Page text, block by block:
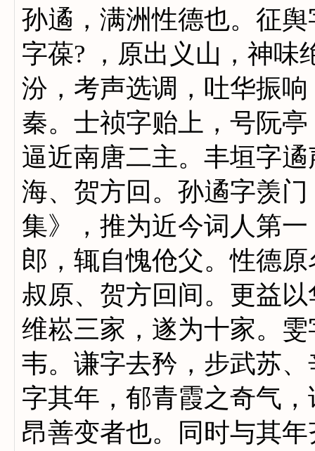
孙遹，满洲性德也。征
字葆? ，原出义山，神味
汾，考声选调，吐华振
秦。士祯字贻上，号阮
逼近南唐二主。丰垣字
海、贺方回。孙遹字羡
集》，推为近今词人第
郎，辄自愧伧父。性德
叔原、贺方回间。更益
维崧三家，遂为十家。
韦。谦字去矜，步武苏
字其年，郁青霞之奇气
昂善变者也。同时与其